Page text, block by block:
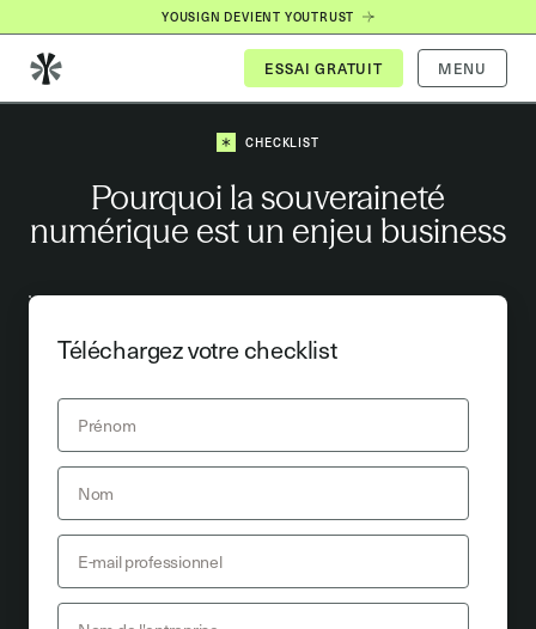
YOUSIGN DEVIENT YOUTRUST
MENU
CHECKLIST
Pourquoi la souveraineté
numérique est un enjeu business
Téléchargez votre checklist